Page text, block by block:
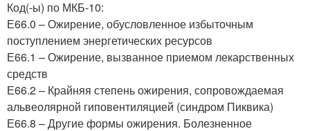
Код(-ы) по МКБ-10:
Е66.0 – Ожирение, обусловленное избыточным
поступлением энергетических ресурсов
Е66.1 – Ожирение, вызванное приемом лекарственных
средств
Е66.2 – Крайняя степень ожирения, сопровождаемая
альвеолярной гиповентиляцией (синдром Пиквика)
Е66.8 – Другие формы ожирения. Болезненное